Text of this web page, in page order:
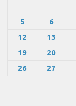
5
6
12
13
19
20
26
27